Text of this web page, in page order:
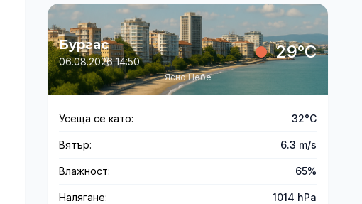
Бургас
06.08.2026 14:50 29°C
Ясно Небе
Усеща се като: 32°C
Вятър: 6.3 m/s
Влажност: 65%
Налягане: 1014 hPa